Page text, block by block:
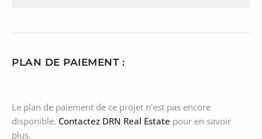
PLAN DE PAIEMENT :
Le plan de paiement de ce projet n'est pas encore
disponible. Contactez DRN Real Estate pour en savoir
plus.